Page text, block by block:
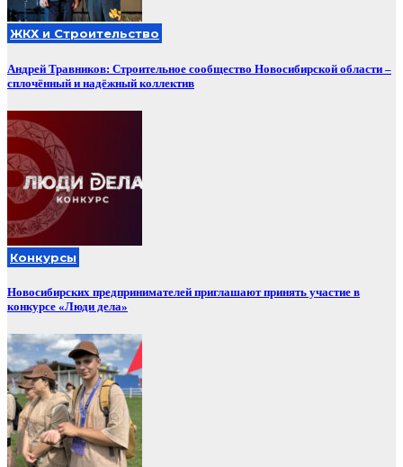
ЖКХ и Строительство
Андрей Травников: Строительное сообщество Новосибирской области –
сплочённый и надёжный коллектив
Конкурсы
Новосибирских предпринимателей приглашают принять участие в
конкурсе «Люди дела»